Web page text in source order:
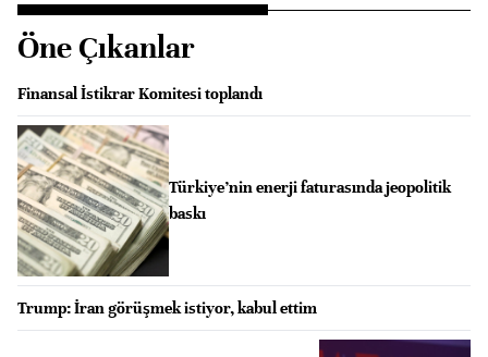
Öne Çıkanlar
Finansal İstikrar Komitesi toplandı
Türkiye’nin enerji faturasında jeopolitik
baskı
Trump: İran görüşmek istiyor, kabul ettim